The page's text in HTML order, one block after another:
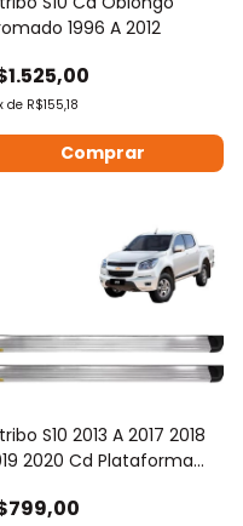
1996 A 2012
de R$155,18
S10 2013 A 2017 2018
2020 Cd Plataforma